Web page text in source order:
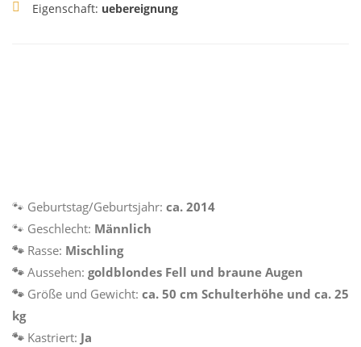
Eigenschaft: uebereignung
🐾 Geburtstag/Geburtsjahr: ca. 2014
🐾 Geschlecht: Männlich
🐾 Rasse: Mischling
🐾 Aussehen: goldblondes Fell und braune Augen
🐾 Größe und Gewicht: ca. 50 cm Schulterhöhe und ca. 25
kg
🐾 Kastriert: Ja